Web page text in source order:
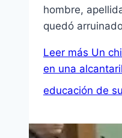
hombre,
quedó
Leer más Un
en una
educación de